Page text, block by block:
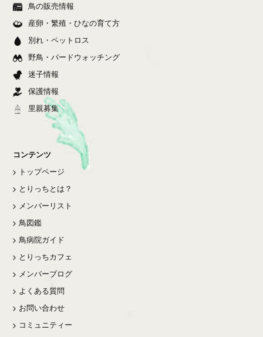
鳥の販売情報
産卵・繁殖・ひなの育て方
別れ・ペットロス
野鳥・バードウォッチング
迷子情報
保護情報
里親募集
コンテンツ
トップページ
とりっちとは？
メンバーリスト
鳥図鑑
鳥病院ガイド
とりっちカフェ
メンバーブログ
よくある質問
お問い合わせ
コミュニティー